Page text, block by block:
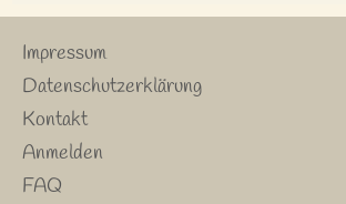
Impressum
Datenschutzerklärung
Kontakt
Anmelden
FAQ